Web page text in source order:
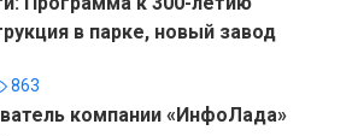
в парке, новый завод
863
компании «ИнфоЛада»